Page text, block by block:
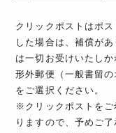
クリックポストはポ
した場合は、補償が
は一切お受けいたし
形外郵便（一般書留
をご選択ください。
※クリックポストをご
りますので、予めご了